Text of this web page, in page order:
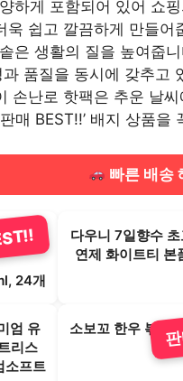
하게 포함되어 있어 쇼
욱 쉽고 깔끔하게 만들
은 생활의 질을 높여줍
품질을 동시에 갖추고
손난로 핫팩은 추운 날
매 BEST!!’ 배지 상품을
빠른 배송
24개
다우니 7일향수
연제 화이트티 본
엄 유
리스
소프트
소보꼬 한우 볶음
개